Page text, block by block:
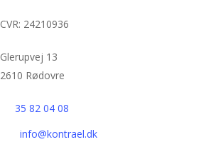
CVR: 24210936
Glerupvej 13
2610 Rødovre
35 82 04 08
info@kontrael.dk